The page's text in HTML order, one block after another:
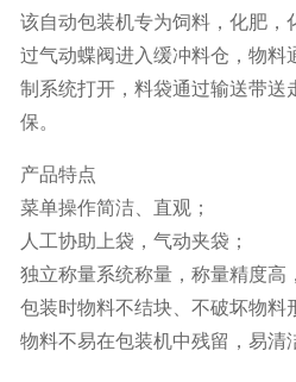
该自动包装机专为饲料，化肥，
过气动蝶阀进入缓冲料仓，物料
制系统打开，料袋通过输送带送
保。
产品特点
菜单操作简洁、直观；
人工协助上袋，气动夹袋；
独立称量系统称量，称量精度高
包装时物料不结块、不破坏物料
物料不易在包装机中残留，易清